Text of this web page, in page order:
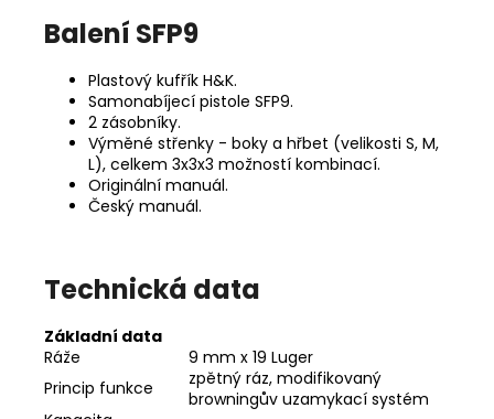
Balení SFP9
Plastový kufřík H&K.
Samonabíjecí pistole SFP9.
2 zásobníky.
Výměné střenky - boky a hřbet (velikosti S, M,
L), celkem 3x3x3 možností kombinací.
Originální manuál.
Český manuál.
Technická data
Základní data
Ráže
9 mm x 19 Luger
Princip funkce
zpětný ráz, modifikovaný
browningův uzamykací systém